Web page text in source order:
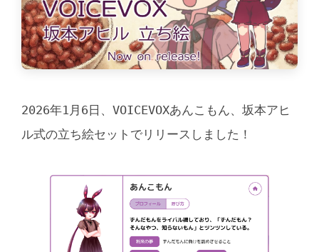
2026年1月6日、VOICEVOXあんこもん、坂本アヒ
ル式の立ち絵セットでリリースしました！